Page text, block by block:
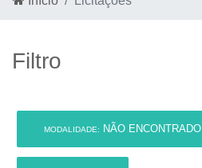
Filtro
MODALIDADE: NÃO ENCONTRADO